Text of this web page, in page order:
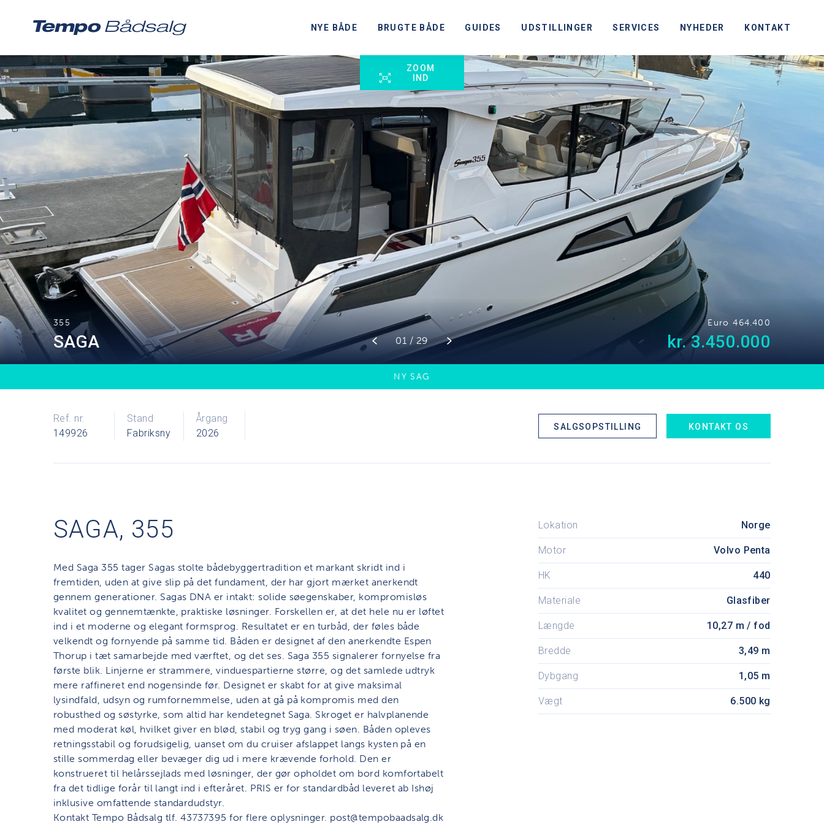
NYE BÅDE BRUGTE BÅDE GUIDES UDSTILLINGER SERVICES NYHEDER KONTAKT
01 / 29
355 Euro 464.400
SAGA kr. 3.450.000
ZOOM
IND
NY SAG
Ref. nr.
149926
Stand
Fabriksny
Årgang
2026
SALGSOPSTILLING KONTAKT OS
SAGA, 355
Med Saga 355 tager Sagas stolte bådebyggertradition et markant skridt ind i
fremtiden, uden at give slip på det fundament, der har gjort mærket anerkendt
gennem generationer. Sagas DNA er intakt: solide søegenskaber, kompromisløs
kvalitet og gennemtænkte, praktiske løsninger. Forskellen er, at det hele nu er løftet
ind i et moderne og elegant formsprog. Resultatet er en turbåd, der føles både
velkendt og fornyende på samme tid. Båden er designet af den anerkendte Espen
Thorup i tæt samarbejde med værftet, og det ses. Saga 355 signalerer fornyelse fra
første blik. Linjerne er strammere, vinduespartierne større, og det samlede udtryk
mere raffineret end nogensinde før. Designet er skabt for at give maksimal
lysindfald, udsyn og rumfornemmelse, uden at gå på kompromis med den
robusthed og søstyrke, som altid har kendetegnet Saga. Skroget er halvplanende
med moderat køl, hvilket giver en blød, stabil og tryg gang i søen. Båden opleves
retningsstabil og forudsigelig, uanset om du cruiser afslappet langs kysten på en
stille sommerdag eller bevæger dig ud i mere krævende forhold. Den er
konstrueret til helårssejlads med løsninger, der gør opholdet om bord komfortabelt
fra det tidlige forår til langt ind i efteråret. PRIS er for standardbåd leveret ab Ishøj
inklusive omfattende standardudstyr.
Kontakt Tempo Bådsalg tlf. 43737395 for flere oplysninger. post@tempobaadsalg.dk
Lokation Norge
Motor Volvo Penta
HK 440
Materiale Glasfiber
Længde 10,27 m / fod
Bredde 3,49 m
Dybgang 1,05 m
Vægt 6.500 kg